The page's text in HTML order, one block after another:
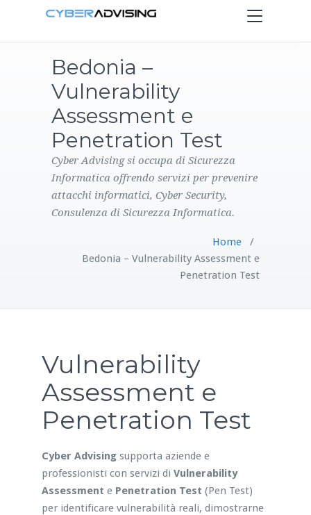
Toggle
navigation
PRODOTTI
CONTATTI
Bedonia –
Vulnerability
Assessment e
Penetration Test
Cyber Advising si occupa di Sicurezza
Informatica offrendo servizi per prevenire
attacchi informatici, Cyber Security,
Consulenza di Sicurezza Informatica.
Home/
Bedonia – Vulnerability Assessment e
Penetration Test
Vulnerability
Assessment e
Penetration Test
Cyber Advisingsupporta aziende e
professionisti con servizi di Vulnerability
Assessment e Penetration Test (Pen Test)
per identificare vulnerabilità reali, dimostrarne